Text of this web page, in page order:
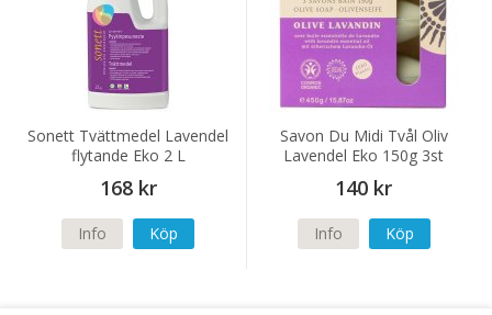
Sonett Tvättmedel Lavendel
flytande Eko 2 L
168 kr
Info Köp
Savon Du Midi Tvål Oliv
Lavendel Eko 150g 3st
140 kr
Info Köp